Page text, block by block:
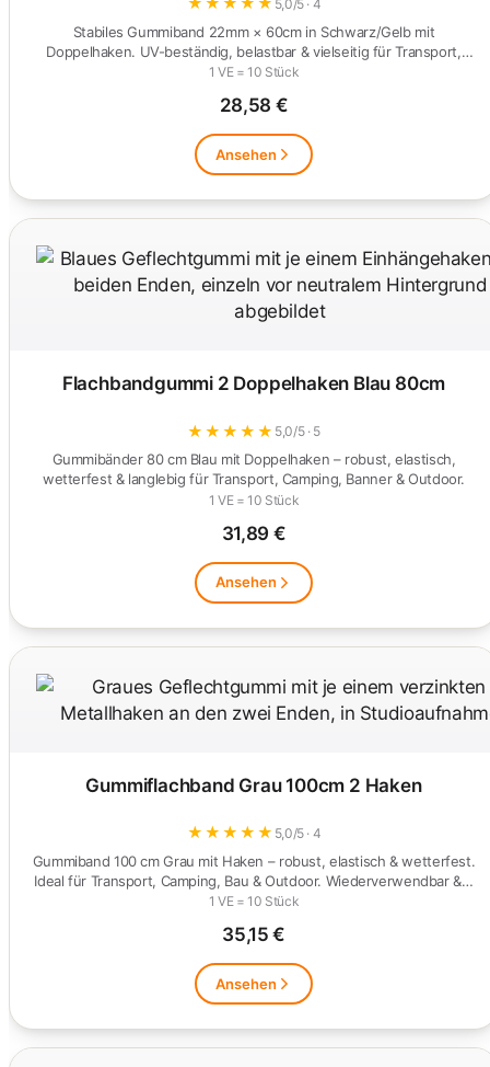
5,0/5 · 4
Stabiles Gummiband 22mm × 60cm in Schwarz/Gelb mit
Doppelhaken. UV-beständig, belastbar & vielseitig für Transport,
Camping und…
1 VE = 10 Stück
28,58 €
Ansehen
Flachbandgummi 2 Doppelhaken Blau 80cm
★ ★ ★ ★ ★ 5,0/5 · 5
Gummibänder 80 cm Blau mit Doppelhaken – robust, elastisch,
wetterfest & langlebig für Transport, Camping, Banner & Outdoor.
1 VE = 10 Stück
31,89 €
Ansehen
Gummiflachband Grau 100cm 2 Haken
★ ★ ★ ★ ★ 5,0/5 · 4
Gummiband 100 cm Grau mit Haken – robust, elastisch & wetterfest.
Ideal für Transport, Camping, Bau & Outdoor. Wiederverwendbar &…
1 VE = 10 Stück
35,15 €
Ansehen